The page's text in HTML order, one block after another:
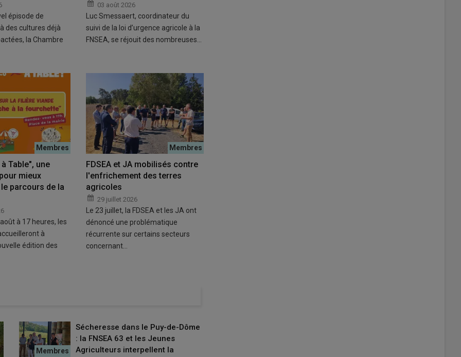
épisode de
des cultures déjà
la Chambre
03 août 2026
Luc Smessaert, coordinateur du
suivi de la loi d’urgence agricole à la
FNSEA, se réjouit des nombreuses…
Table", une
mieux
parcours de la
à 17 heures, les
à
édition des
FDSEA et JA mobilisés contre
l'enfrichement des terres
agricoles
29 juillet 2026
Le 23 juillet, la FDSEA et les JA ont
dénoncé une problématique
récurrente sur certains secteurs
concernant…
Sécheresse dans le Puy-de-Dôme
: la FNSEA 63 et les Jeunes
Agriculteurs interpellent la